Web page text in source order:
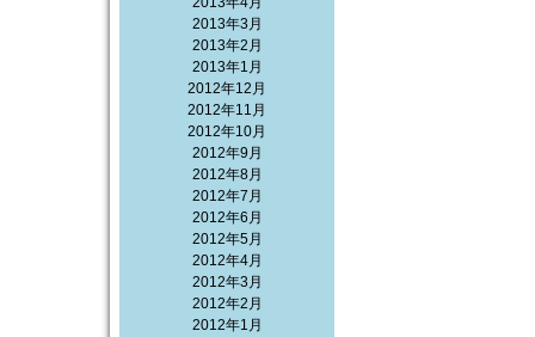
2013年3月
2013年2月
2013年1月
2012年12月
2012年11月
2012年10月
2012年9月
2012年8月
2012年7月
2012年6月
2012年5月
2012年4月
2012年3月
2012年2月
2012年1月